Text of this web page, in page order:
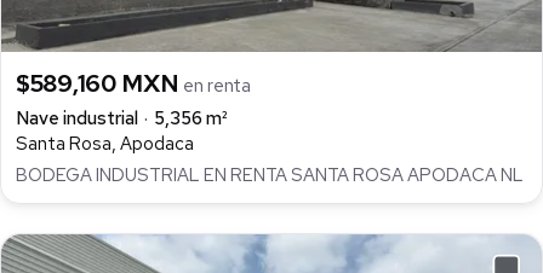
$589,160 MXN en renta
Nave industrial
5,356 m²
Santa Rosa, Apodaca
BODEGA INDUSTRIAL EN RENTA SANTA ROSA APODACA NL